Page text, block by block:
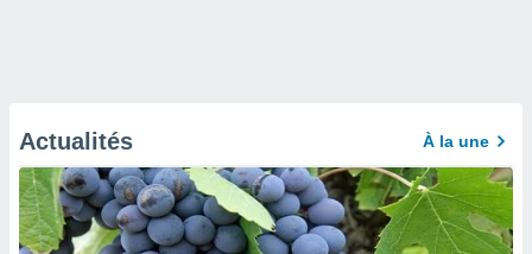
Actualités À la une